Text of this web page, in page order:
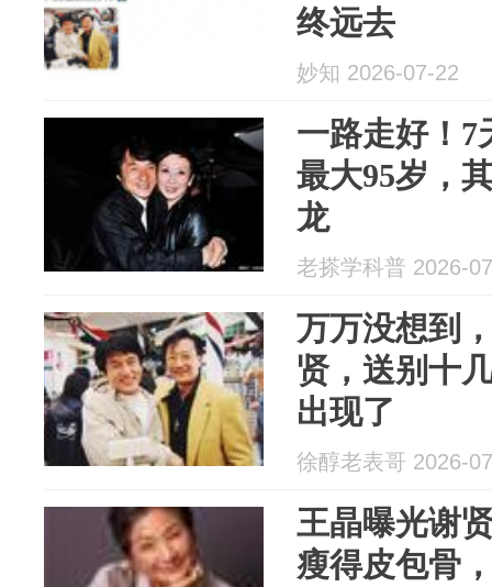
终远去
妙知 2026-07-22
一路走好！7
最大95岁，
龙
老搽学科普 2026-
万万没想到
贤，送别十
出现了
徐醇老表哥 2026-
王晶曝光谢
瘦得皮包骨